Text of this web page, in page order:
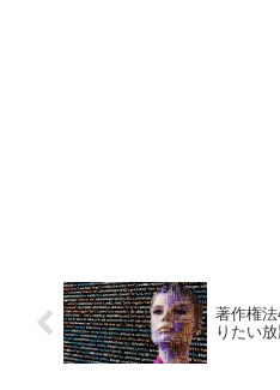
著作権
りたい